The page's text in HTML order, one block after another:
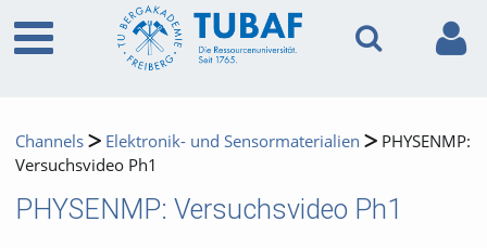
Channels Elektronik- und Sensormaterialien
PHYSENMP:
Versuchsvideo Ph1
PHYSENMP: Versuchsvideo Ph1